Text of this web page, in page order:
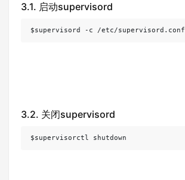
3.1. 启动supervisord
$supervisord -c /etc/supervisord.conf
3.2. 关闭supervisord
$supervisorctl shutdown